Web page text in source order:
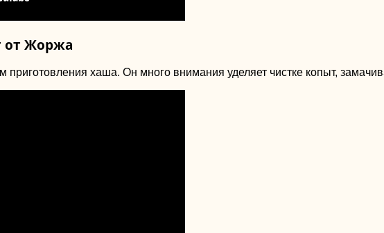
от Жоржа
хаша. Он много внимания уделяет чистке копыт,